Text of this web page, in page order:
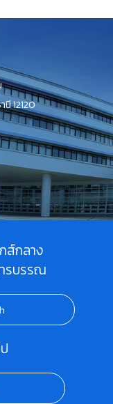
12120
ส์กลาง
รบรรณ